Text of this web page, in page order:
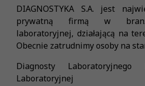
DIAGNOSTYKA S.A. jest
prywatną firmą w
laboratoryjnej, działającą na
Obecnie zatrudnimy osoby na
Diagnosty
Laboratoryjnej